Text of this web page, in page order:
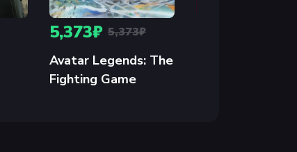
5,373₽ 5,373₽
Avatar Legends: The
Fighting Game